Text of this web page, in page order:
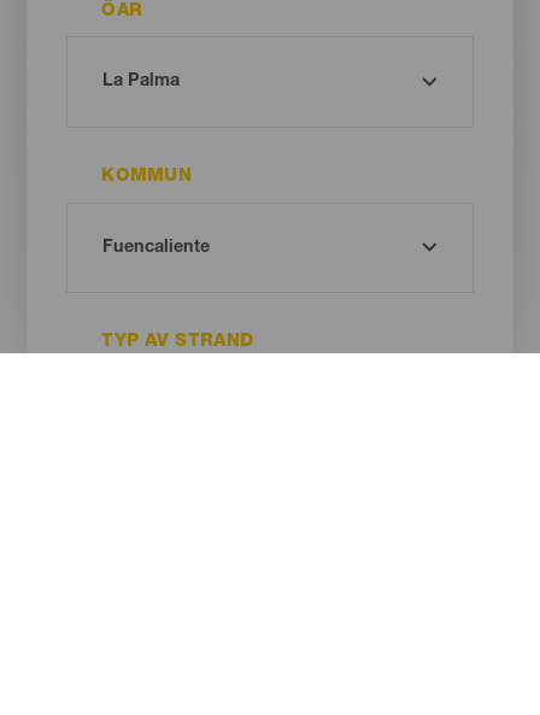
ÖAR
KOMMUN
TYP AV STRAND